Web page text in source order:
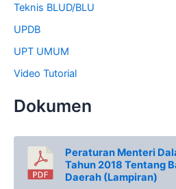
Teknis BLUD/BLU
UPDB
UPT UMUM
Video Tutorial
Dokumen
Peraturan Menteri
Tahun 2018 Tentang
Daerah (Lampiran)